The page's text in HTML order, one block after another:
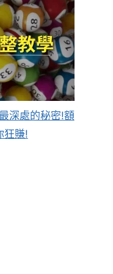
深處的秘密!額
狂賺!